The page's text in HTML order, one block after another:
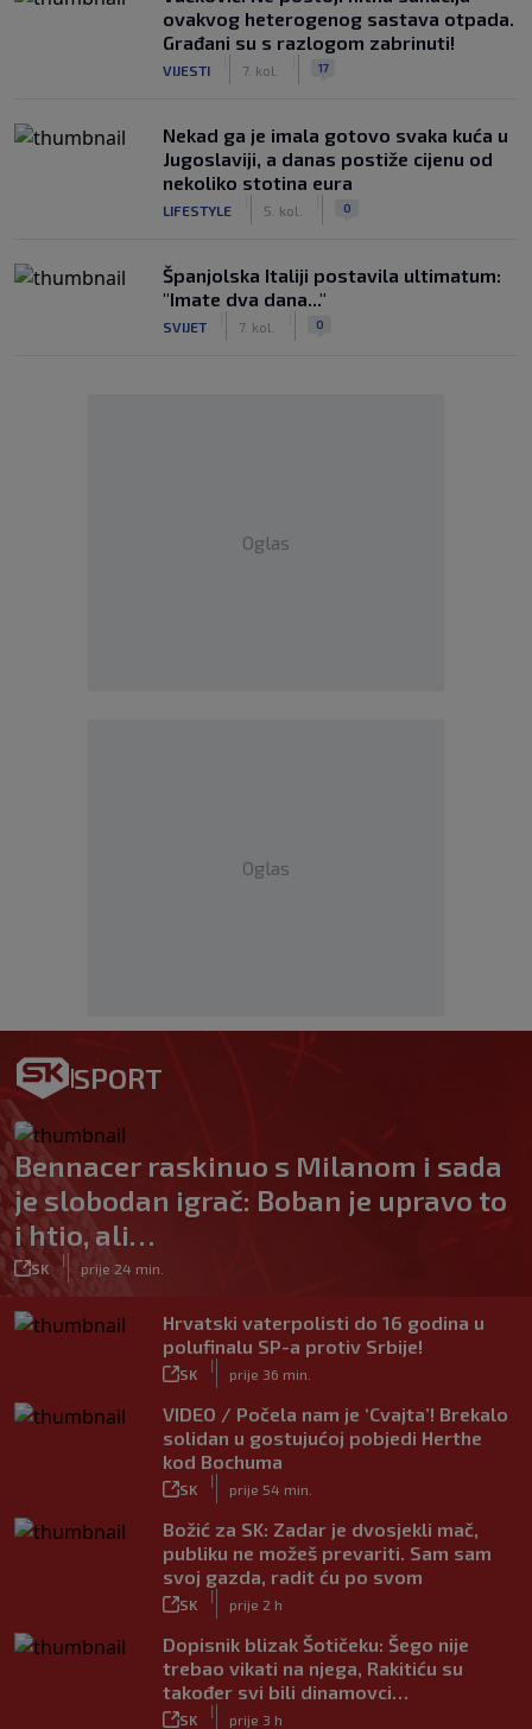
ovakvog heterogenog sastava otpada.
Građani su s razlogom zabrinuti!
VIJESTI 7. kol. 17
Nekad ga je imala gotovo svaka kuća u
Jugoslaviji, a danas postiže cijenu od
nekoliko stotina eura
LIFESTYLE 5. kol. 0
Španjolska Italiji postavila ultimatum:
"Imate dva dana..."
SVIJET 7. kol. 0
Oglas
Oglas
SPORT
Bennacer raskinuo s Milanom i sada
je slobodan igrač: Boban je upravo to
i htio, ali…
SK
|
prije 24 min.
Hrvatski vaterpolisti do 16 godina u
polufinalu SP-a protiv Srbije!
SK
|
prije 36 min.
VIDEO / Počela nam je ‘Cvajta’! Brekalo
solidan u gostujućoj pobjedi Herthe
kod Bochuma
SK
|
prije 54 min.
Božić za SK: Zadar je dvosjekli mač,
publiku ne možeš prevariti. Sam sam
svoj gazda, radit ću po svom
SK
|
prije 2 h
Dopisnik blizak Šotičeku: Šego nije
trebao vikati na njega, Rakitiću su
također svi bili dinamovci…
SK
|
prije 3 h